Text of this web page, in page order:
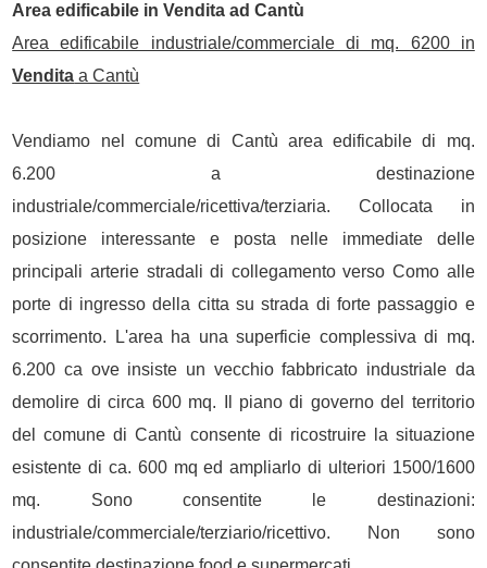
Area edificabile inVendita ad Cantù
Area edificabile industriale/commerciale di mq. 6200 in
Vendita a Cantù
Vendiamo nel comune di Cantù area edificabile di mq.
6.200 a destinazione
industriale/commerciale/ricettiva/terziaria. Collocata in
posizione interessante e posta nelle immediate delle
principali arterie stradali di collegamento verso Como alle
porte di ingresso della citta su strada di forte passaggio e
scorrimento. L'area ha una superficie complessiva di mq.
6.200 ca ove insiste un vecchio fabbricato industriale da
demolire di circa 600 mq. Il piano di governo del territorio
del comune di Cantù consente di ricostruire la situazione
esistente di ca. 600 mq ed ampliarlo di ulteriori 1500/1600
mq. Sono consentite le destinazioni:
industriale/commerciale/terziario/ricettivo. Non sono